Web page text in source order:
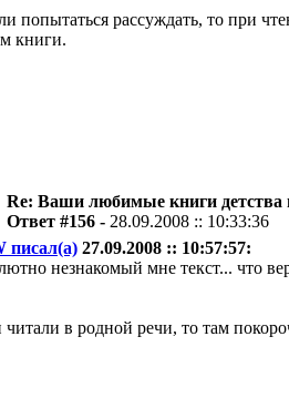
попытаться рассуждать, то при
книги.
Re: Ваши любимые книги детства
Ответ #156 - 28.09.2008 :: 10:33:36
писал(а)27.09.2008 :: 10:57:57:
незнакомый мне текст... что
читали в родной речи, то там